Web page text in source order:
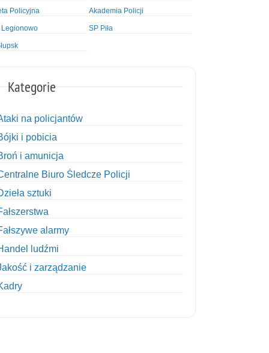
Policyjna Akademia Policji
Legionowo SP Piła
Kategorie
na policjantów
i pobicia
i amunicja
Biuro Śledcze Policji
sztuki
alarmy
ludźmi
i zarządzanie